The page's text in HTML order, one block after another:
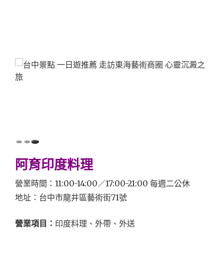
阿育印度料理
營業時間：11:00-14:00／17:00-21:00 每週二公休
地址：台中市龍井區藝術街71號
營業項目： 印度料理、外帶、外送